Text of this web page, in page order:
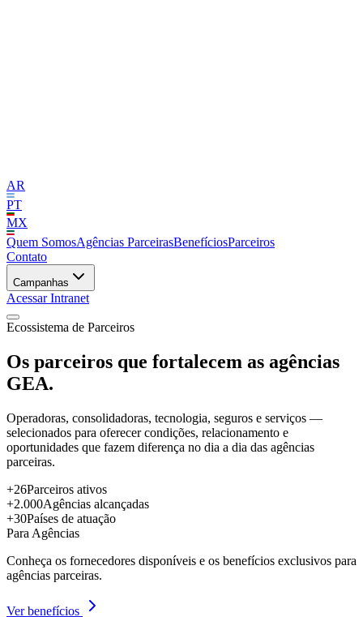
AR
PT
MX
Quem SomosAgências ParceirasBenefíciosParceiros
Contato
Campanhas
Acessar Intranet
Ecossistema de Parceiros
Os parceiros que fortalecem as agências
GEA.
Operadoras, consolidadoras, tecnologia, seguros e serviços —
selecionados para oferecer condições, relacionamento e
oportunidades que fazem diferença no dia a dia das agências
parceiras.
+26Parceiros ativos
+2.000Agências alcançadas
+30Países de atuação
Para Agências
Conheça os fornecedores disponíveis e os benefícios exclusivos para
agências parceiras.
Ver benefícios